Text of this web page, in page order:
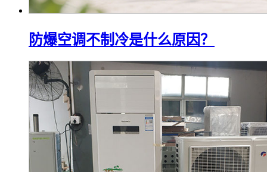
防爆空调不制冷是什么原因？